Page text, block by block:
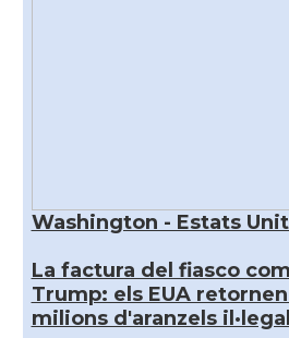
Washington - Estats
La factura del fiasco
Trump: els EUA
milions d'aranzels